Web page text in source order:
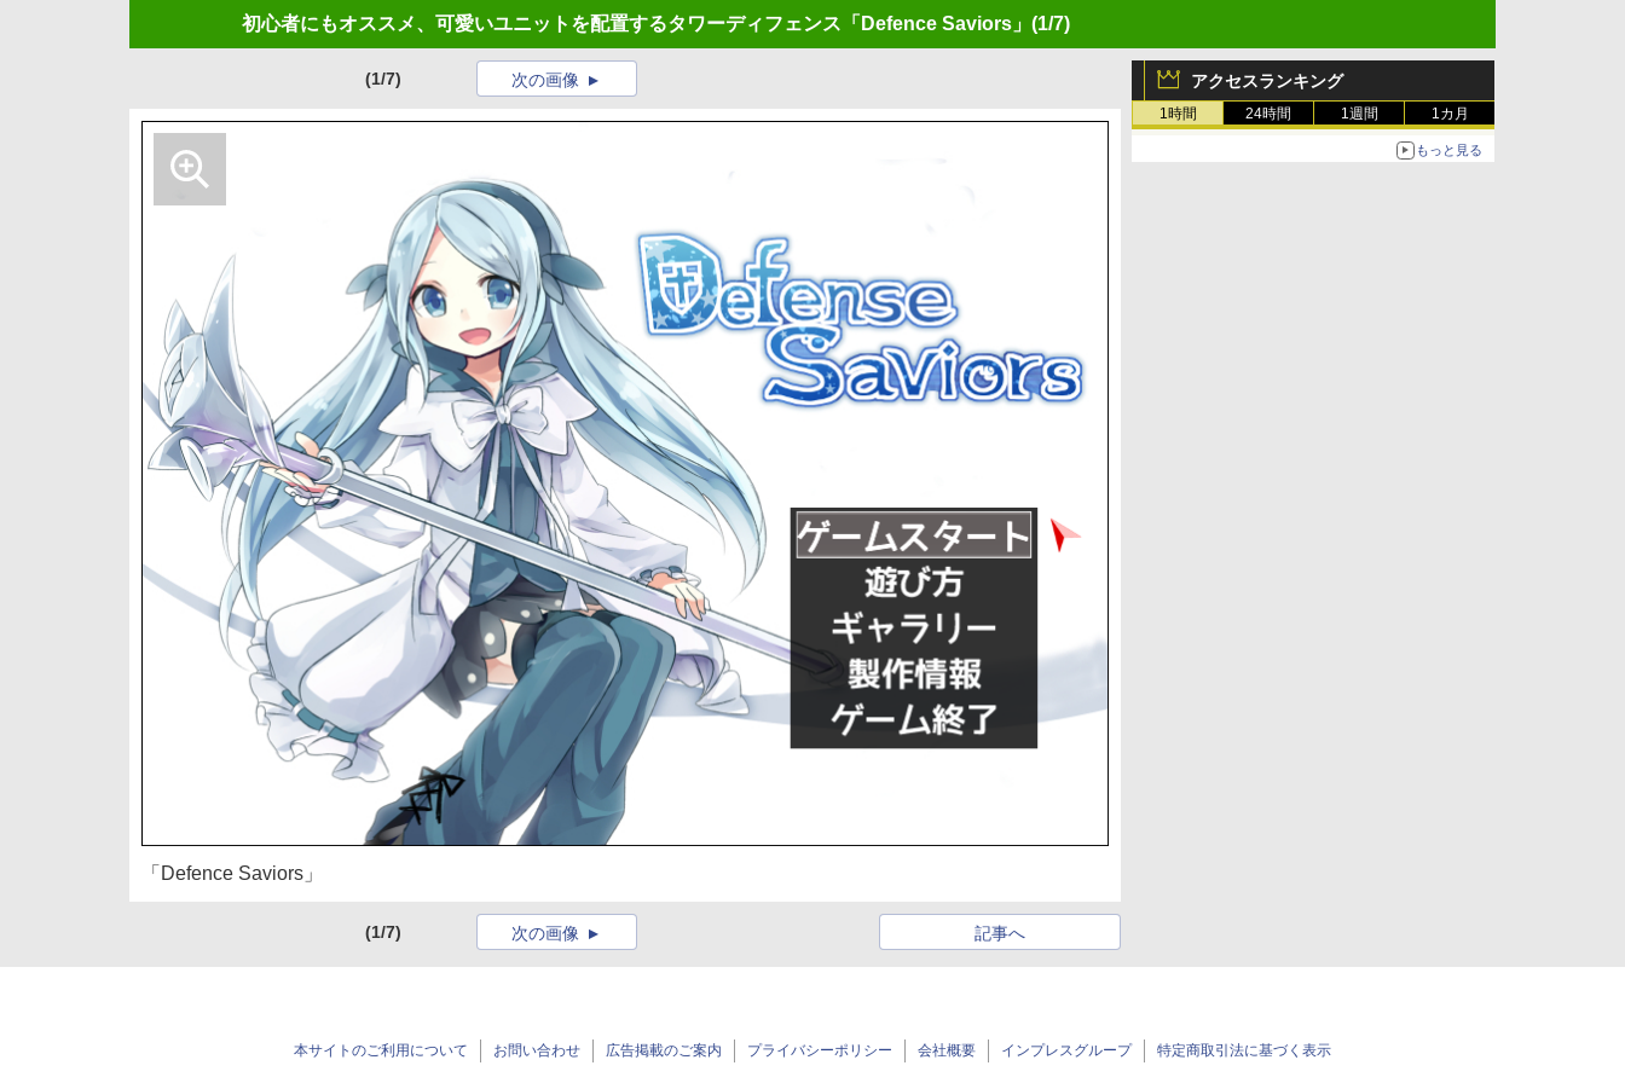
初心者にもオススメ、可愛いユニットを配置するタワーディフェンス「Defence Saviors」 (1/7)
アクセスランキング
1時間 24時間 1週間 1カ月
もっと見る
(1/7) 次の画像
「Defence Saviors」
(1/7) 記事へ
次の画像
本サイトのご利用について お問い合わせ 広告掲載のご案内 プライバシーポリシー 会社概要 インプレスグループ 特定商取引法に基づく表示